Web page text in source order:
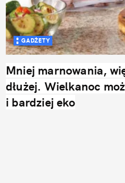
GADŻETY
Mniej marnowania,
dłużej. Wielkanoc
i bardziej eko